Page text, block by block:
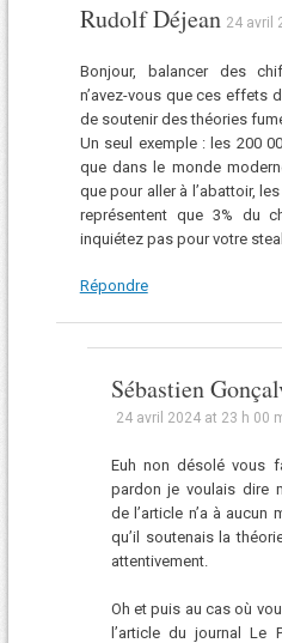
Rudolf Déjean 24 avril
Bonjour, balancer des
n’avez-vous que ces effets
de soutenir des théories
Un seul exemple : les 200
que dans le monde
que pour aller à l’abattoir,
représentent que 3% du
inquiétez pas pour votre
Répondre
Sébastien
24 avril 2024 at 23 h 00
Euh non désolé vous
pardon je voulais dire
de l’article n’a à
qu’il soutenais la
attentivement.
Oh et puis au cas où
l’article du journal Le